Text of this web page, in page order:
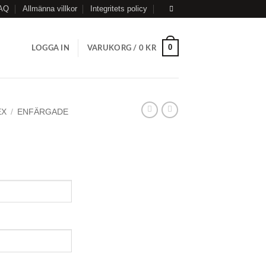
Allmänna villkor Integritets policy
LOGGA IN VARUKORG / 0 KR 0
/ ENFÄRGADE